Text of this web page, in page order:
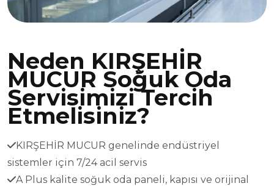
Neden KIRŞEHİR
MUCUR Soğuk Oda
Servisimizi Tercih
Etmelisiniz?
KIRŞEHİR MUCUR genelinde endüstriyel
sistemler için 7/24 acil servis
A Plus kalite soğuk oda paneli, kapısı ve orijinal